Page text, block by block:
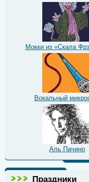
Мокки из «Скала
Вокальный
Аль Пачино
Праздники